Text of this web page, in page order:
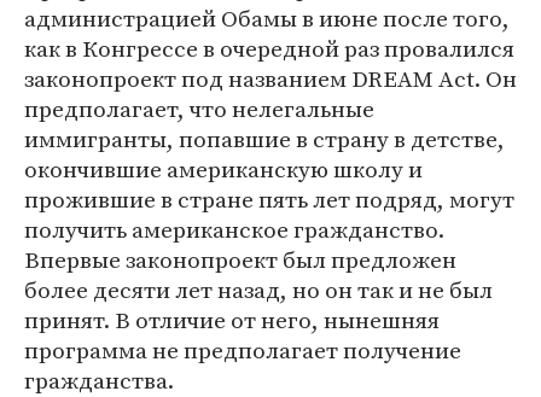
администрацией Обамы в июне после того,
как в Конгрессе в очередной раз провалился
законопроект под названием DREAM Act. Он
предполагает, что нелегальные
иммигранты, попавшие в страну в детстве,
окончившие американскую школу и
прожившие в стране пять лет подряд, могут
получить американское гражданство.
Впервые законопроект был предложен
более десяти лет назад, но он так и не был
принят. В отличие от него, нынешняя
программа не предполагает получение
гражданства.